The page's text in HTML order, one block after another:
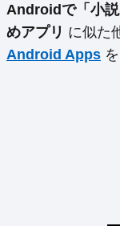
Androidで「小
めアプリ に似た
Android Apps